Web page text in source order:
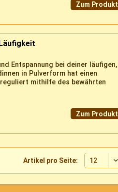
Zum Produkt
Entspannung bei deiner läufigen,
in Pulverform hat einen
mithilfe des bewährten
Zum Produkt
Artikel pro Seite: